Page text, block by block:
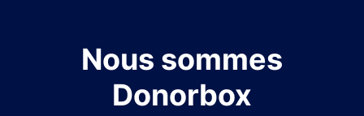
Nous sommes
Donorbox